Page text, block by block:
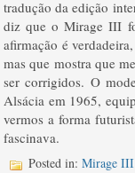
tradução da edição
diz que o Mirage III
afirmação é
mas que mostra que
ser corrigidos. O
Alsácia em 1965,
vermos a forma
fascinava.
Posted in: Mirage III